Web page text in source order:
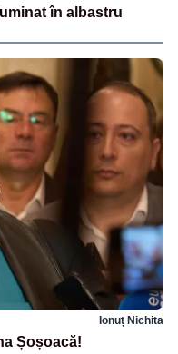
în albastru
Ionuț Nichita
Șoșoacă!